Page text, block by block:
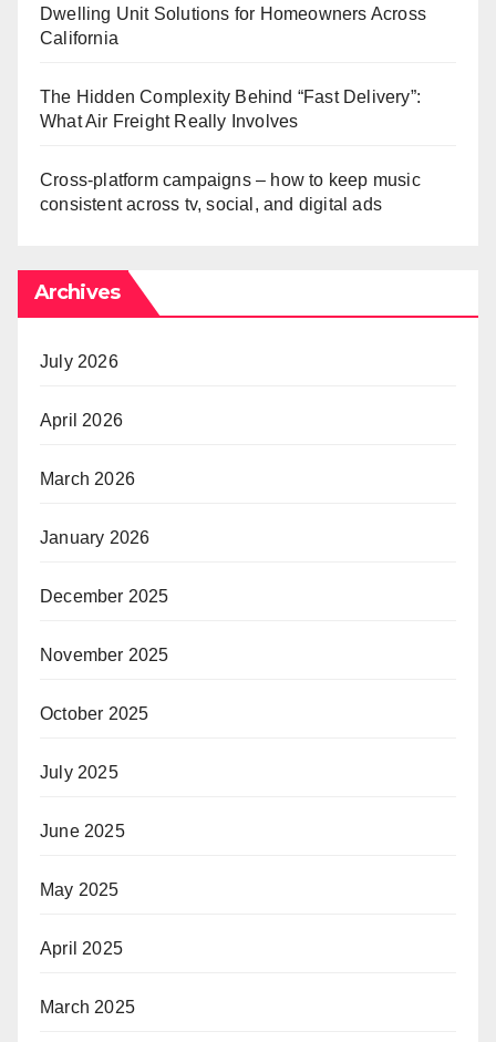
Dwelling Unit Solutions for Homeowners Across
California
The Hidden Complexity Behind “Fast Delivery”:
What Air Freight Really Involves
Cross-platform campaigns – how to keep music
consistent across tv, social, and digital ads
Archives
July 2026
April 2026
March 2026
January 2026
December 2025
November 2025
October 2025
July 2025
June 2025
May 2025
April 2025
March 2025